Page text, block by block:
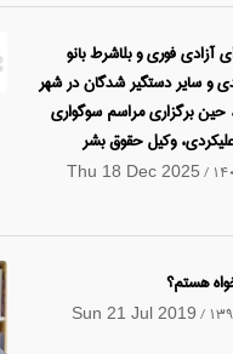
آزادی فوری و بلاشرط بانو
سایر دستگیر شدگان در شهر
حین برگزاری مراسم سوگواری
وکیل حقوق بشر
Thu 18 Dec 2025
هستم؟
Sun 21 Jul 2019